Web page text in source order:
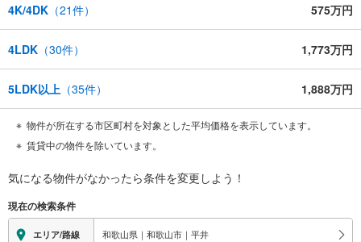
4K/4DK （21件） 575万円
4LDK （30件） 1,773万円
5LDK以上 （35件） 1,888万円
物件が所在する市区町村を対象とした平均価格を表示しています。
賃貸中の物件を除いています。
気になる物件がなかったら条件を変更しよう！
現在の検索条件
エリア/路線 和歌山県｜和歌山市｜平井